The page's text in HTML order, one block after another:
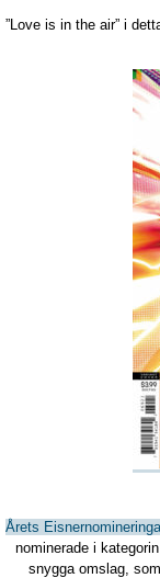
”Love is in the air” i
Årets
nominerade i
snygga omslag,